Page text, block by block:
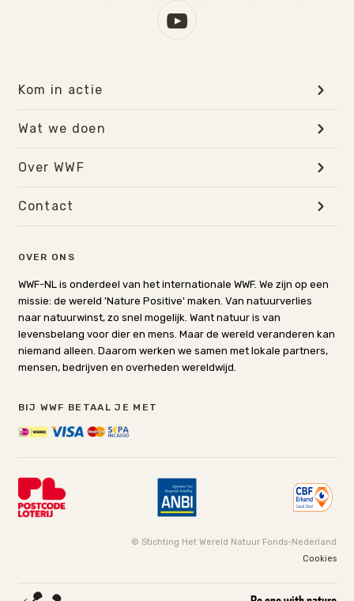
OVER ONS
WWF-NL is onderdeel van het internationale WWF. We zijn op een
missie: de wereld 'Nature Positive' maken. Van natuurverlies
naar natuurwinst, zo snel mogelijk. Want natuur is van
levensbelang voor dier en mens. Maar de wereld veranderen kan
niemand alleen. Daarom werken we samen met lokale partners,
mensen, bedrijven en overheden wereldwijd.
BIJ WWF BETAAL JE MET
Kom in actie
Wat we doen
Over WWF
Contact
© Stichting Het Wereld Natuur Fonds-Nederland
Cookies